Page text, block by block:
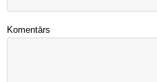
Komentārs